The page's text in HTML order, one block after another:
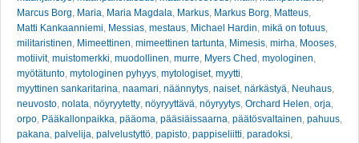
Marcus Borg, Maria, Maria Magdala, Markus, Markus Borg, Matteus,
Matti Kankaanniemi, Messias, mestaus, Michael Hardin, mikä on totuus,
militaristinen, Mimeettinen, mimeettinen tartunta, Mimesis, mirha, Mooses,
motiivit, muistomerkki, muodollinen, murre, Myers Ched , myologinen,
myötätunto, mytologinen pyhyys, mytologiset, myytti,
myyttinen sankaritarina, naamari, näännytys, naiset, närkästyä, Neuhaus,
neuvosto, nolata, nöyryytetty, nöyryyttävä, nöyryytys, Orchard Helen, orja,
orpo, Pääkallonpaikka, pääoma, pääsiäissaarna, päätösvaltainen, pahuus,
pakana, palvelija, palvelustyttö, papisto, pappiseliitti, paradoksi,